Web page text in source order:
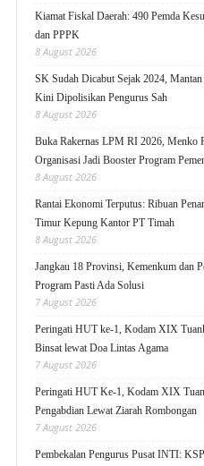
Kiamat Fiskal Daerah: 490 Pemda
dan PPPK
8 August 2026
SK Sudah Dicabut Sejak 2024,
Kini Dipolisikan Pengurus Sah
8 August 2026
Buka Rakernas LPM RI 2026, Menko
Organisasi Jadi Booster Program
8 August 2026
Rantai Ekonomi Terputus: Ribuan
Timur Kepung Kantor PT Timah
8 August 2026
Jangkau 18 Provinsi, Kemenkum dan
Program Pasti Ada Solusi
7 August 2026
Peringati HUT ke-1, Kodam XIX
Binsat lewat Doa Lintas Agama
7 August 2026
Peringati HUT Ke-1, Kodam XIX
Pengabdian Lewat Ziarah Rombongan
7 August 2026
Pembekalan Pengurus Pusat INTI: